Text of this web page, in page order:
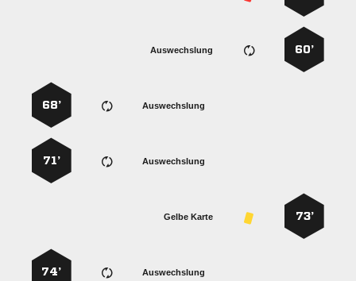
60’
Auswechslung
Auswechslung
68’
Auswechslung
71’
73’
Gelbe Karte
Auswechslung
74’